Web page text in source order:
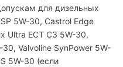
для дизельных
5W-30, Castrol Edge
Ultra ECT C3 5W-30,
Valvoline SynPower 5W-
5W-30 (если